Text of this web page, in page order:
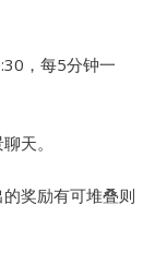
，每5分钟一
天。
奖励有可堆叠则